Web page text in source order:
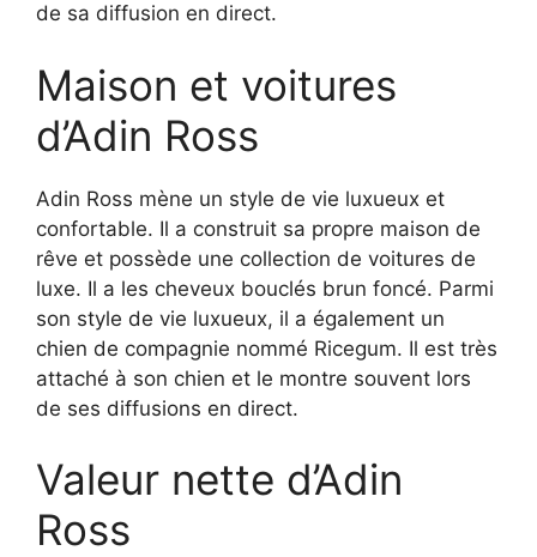
de sa diffusion en direct.
Maison et voitures
d’Adin Ross
Adin Ross mène un style de vie luxueux et
confortable. Il a construit sa propre maison de
rêve et possède une collection de voitures de
luxe. Il a les cheveux bouclés brun foncé. Parmi
son style de vie luxueux, il a également un
chien de compagnie nommé Ricegum. Il est très
attaché à son chien et le montre souvent lors
de ses diffusions en direct.
Valeur nette d’Adin
Ross